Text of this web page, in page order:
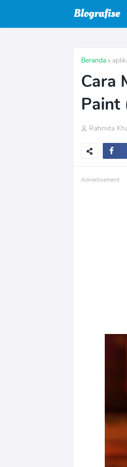
Beranda
Cara
Paint
Rahmita
Advertisement